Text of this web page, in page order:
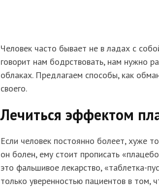
Человек часто бывает не в ладах с
говорит нам бодрствовать, нам нужно
облаках. Предлагаем способы, как
своего.
Лечиться эффектом
Если человек постоянно болеет, хуже
он болен, ему стоит прописать
это фальшивое лекарство, «таблетка-
только уверенностью пациентов в том,